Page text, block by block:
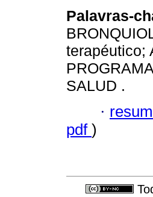
Palavras-
terapéutico;
SALUD .
·
pdf )